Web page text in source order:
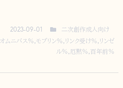
2023-09-01
二次創作成人向け
オムニバス％ モブリン％ リンク受け％ リンゼ
ル％ 厄黙％ 百年前％